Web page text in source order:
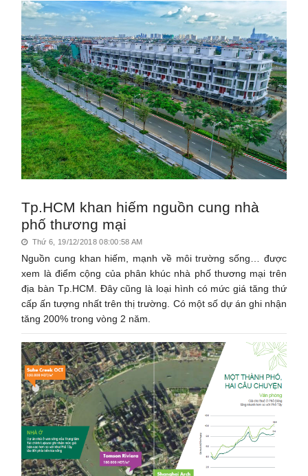
Tp.HCM khan hiếm nguồn cung nhà
phố thương mại
Thứ 6, 19/12/2018 08:00:58 AM
Nguồn cung khan hiếm, mạnh về môi trường sống… được
xem là điểm cộng của phân khúc nhà phố thương mại trên
địa bàn Tp.HCM. Đây cũng là loại hình có mức giá tăng thứ
cấp ấn tượng nhất trên thị trường. Có một số dự án ghi nhận
tăng 200% trong vòng 2 năm.